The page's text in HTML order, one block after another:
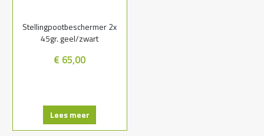
Stellingpootbeschermer 2x
45gr. geel/zwart
€ 65,00
Lees meer